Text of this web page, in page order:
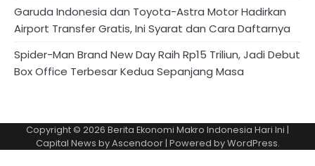
Garuda Indonesia dan Toyota-Astra Motor Hadirkan
Airport Transfer Gratis, Ini Syarat dan Cara Daftarnya
Spider-Man Brand New Day Raih Rp15 Triliun, Jadi Debut
Box Office Terbesar Kedua Sepanjang Masa
Copyright © 2026 Berita Ekonomi Makro Indonesia Hari Ini |
Capital News byAscendoor| Powered byWordPress.